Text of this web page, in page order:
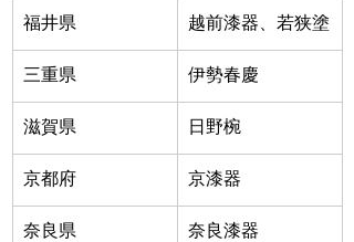
福井県 越前漆器、若狭塗
三重県 伊勢春慶
滋賀県 日野椀
京都府 京漆器
奈良県 奈良漆器